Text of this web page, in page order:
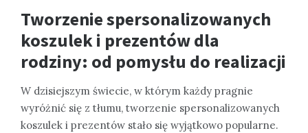
Tworzenie spersonalizowanych
koszulek i prezentów dla
rodziny: od pomysłu do realizacji
W dzisiejszym świecie, w którym każdy pragnie
wyróżnić się z tłumu, tworzenie spersonalizowanych
koszulek i prezentów stało się wyjątkowo popularne.